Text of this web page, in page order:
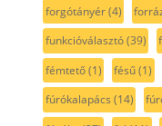
forgótányér(4)
funkcióválasztó(39)
fémtető(1) fésű(1)
fúrókalapács (14)